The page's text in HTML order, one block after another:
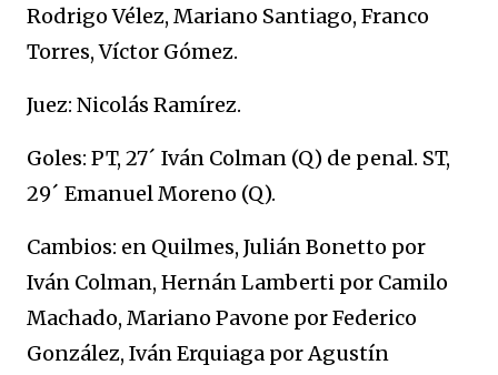
Rodrigo Vélez, Mariano Santiago, Franco
Torres, Víctor Gómez.
Juez: Nicolás Ramírez.
Goles: PT, 27´ Iván Colman (Q) de penal. ST,
29´ Emanuel Moreno (Q).
Cambios: en Quilmes, Julián Bonetto por
Iván Colman, Hernán Lamberti por Camilo
Machado, Mariano Pavone por Federico
González, Iván Erquiaga por Agustín